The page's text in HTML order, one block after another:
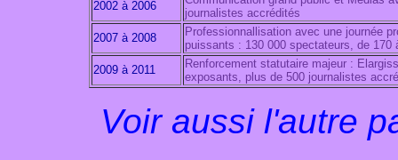
2002 à 2006
journalistes accrédités
2007 à 2008
Professionnallisation avec une journée
puissants : 130 000 spectateurs, de
2009 à 2011
Renforcement statutaire majeur :
exposants, plus de 500 journalistes
Voir aussi l'autre